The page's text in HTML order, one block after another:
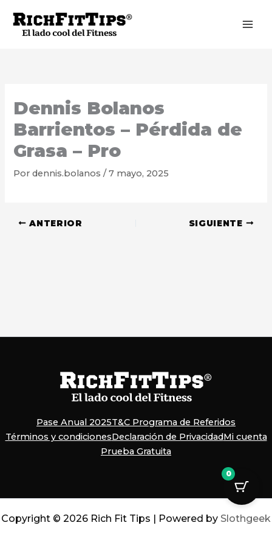
contenido
Dennis Bolanos
Barrientos – Pérdida de
Grasa – Pro
Pordennis.bolanos/7 mayo, 2025
ANTERIOR SIGUIENTE
Pase Anual 2025T&C Programa de Referidos
Términos y condicionesDeclaración de PrivacidadMi cuenta
Prueba Gratuita
Copyright © 2026 Rich Fit Tips | Powered by Slothgeek
0